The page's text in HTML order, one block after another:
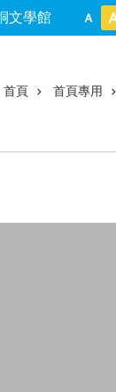
文學館
首頁 首頁專用